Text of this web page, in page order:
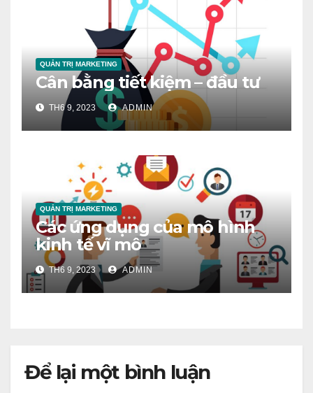
QUẢN TRỊ MARKETING
Cân bằng tiết kiệm – đầu tư
TH6 9, 2023 ADMIN
QUẢN TRỊ MARKETING
Các ứng dụng của mô hình
kinh tế vĩ mô
TH6 9, 2023 ADMIN
Để lại một bình luận